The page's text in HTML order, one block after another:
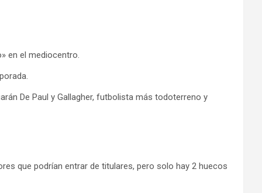
en el mediocentro.
De Paul y Gallagher, futbolista más todoterreno y
que podrían entrar de titulares, pero solo hay 2 huecos